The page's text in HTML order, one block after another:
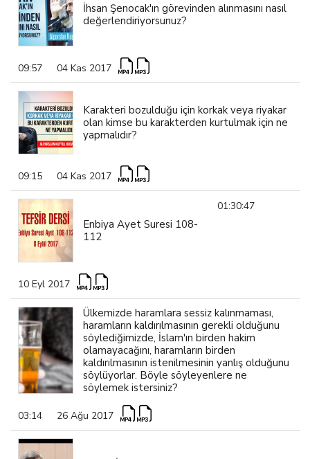
İhsan Şenocak'ın görevinden alınmasını nasıl
değerlendiriyorsunuz?
09:57 04 Kas 2017
Karakteri bozulduğu için korkak veya riyakar
olan kimse bu karakterden kurtulmak için ne
yapmalıdır?
09:15 04 Kas 2017
Enbiya Ayet Suresi 108-
112
01:30:47
10 Eyl 2017
Ülkemizde haramlara sessiz kalınmaması,
haramların kaldırılmasının gerekli olduğunu
söylediğimizde, İslam'ın birden hakim
olamayacağını, haramların birden
kaldırılmasının istenilmesinin yanlış olduğunu
söylüyorlar. Böyle söyleyenlere ne
söylemek istersiniz?
03:14 26 Ağu 2017